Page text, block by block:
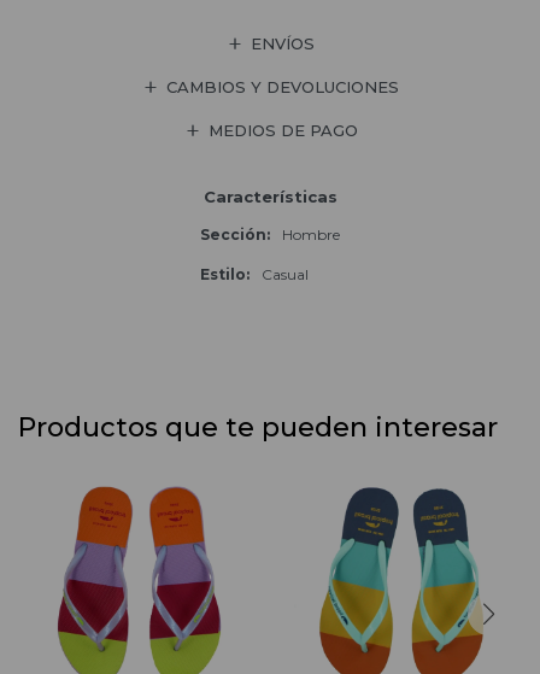
ENVÍOS
CAMBIOS Y DEVOLUCIONES
MEDIOS DE PAGO
Características
Sección Hombre
Estilo Casual
Productos que te pueden interesar